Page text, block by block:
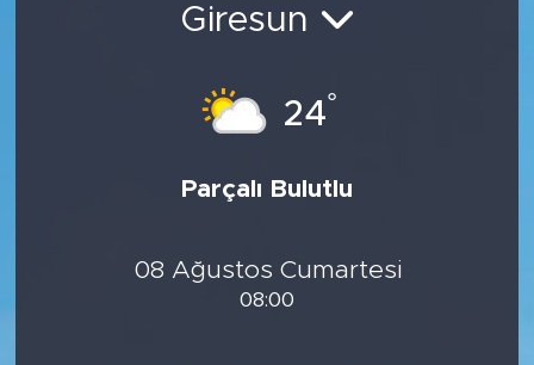
Giresun
24°
Parçalı Bulutlu
08 Ağustos Cumartesi
08:00